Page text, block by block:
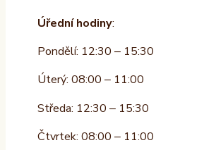
Úřední hodiny:
Pondělí: 12:30 – 15:30
Úterý: 08:00 – 11:00
Středa: 12:30 – 15:30
Čtvrtek: 08:00 – 11:00